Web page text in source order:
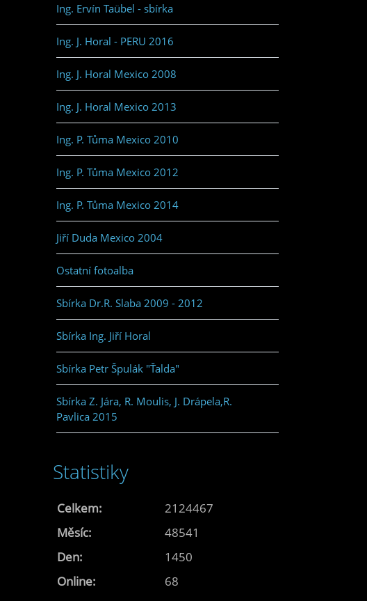
Ing. Ervín Taübel - sbírka
Ing. J. Horal - PERU 2016
Ing. J. Horal Mexico 2008
Ing. J. Horal Mexico 2013
Ing. P. Tůma Mexico 2010
Ing. P. Tůma Mexico 2012
Ing. P. Tůma Mexico 2014
Jiří Duda Mexico 2004
Ostatní fotoalba
Sbírka Dr.R. Slaba 2009 - 2012
Sbírka Ing. Jiří Horal
Sbírka Petr Špulák "Ťalda"
Sbírka Z. Jára, R. Moulis, J. Drápela,R.
Pavlica 2015
Statistiky
Online: 68
Celkem:
2124467
Měsíc:
48541
Den:
1450